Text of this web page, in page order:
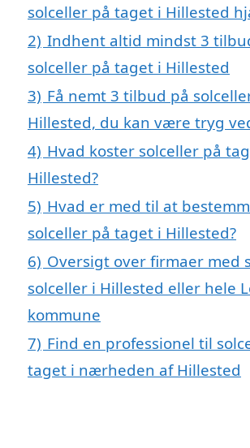
solceller på taget i Hillested
2) Indhent altid mindst 3
solceller på taget i Hillested
3) Få nemt 3 tilbud på
Hillested, du kan være tryg
4) Hvad koster solceller på
Hillested?
5) Hvad er med til at
solceller på taget i Hillested?
6) Oversigt over firmaer med
solceller i Hillested eller hele
kommune
7) Find en professionel til
taget i nærheden af Hillested